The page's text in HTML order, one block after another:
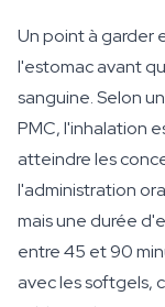
Un point à garder
l'estomac avant
sanguine. Selon
PMC, l'inhalation
atteindre les
l'administration
mais une durée
entre 45 et 90
avec les softgels,